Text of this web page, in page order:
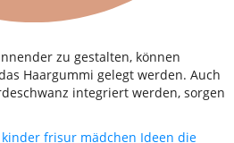
zu gestalten, können
Haargummi gelegt werden. Auch
integriert werden, sorgen
kinder frisur mädchen Ideen die